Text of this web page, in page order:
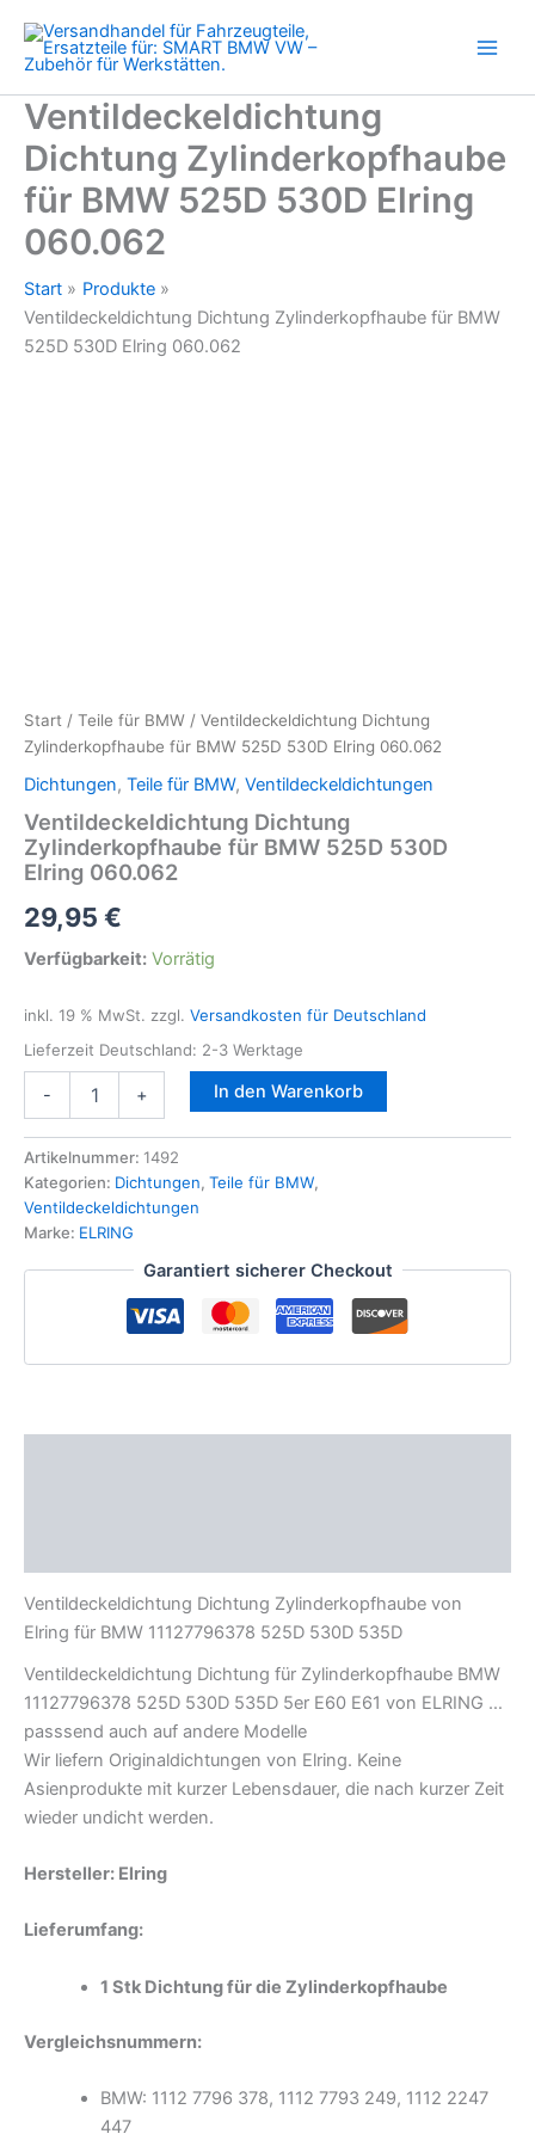
Inhalt
springen
Ventildeckeldichtung
Dichtung Zylinderkopfhaube
für BMW 525D 530D Elring
060.062
Start
Produkte
Ventildeckeldichtung Dichtung Zylinderkopfhaube für BMW
525D 530D Elring 060.062
Start / Teile für BMW / Ventildeckeldichtung Dichtung
Zylinderkopfhaube für BMW 525D 530D Elring 060.062
Dichtungen, Teile für BMW, Ventildeckeldichtungen
Ventildeckeldichtung Dichtung
Zylinderkopfhaube für BMW 525D 530D
Elring 060.062
29,95 €
Verfügbarkeit: Vorrätig
inkl. 19 % MwSt. zzgl. Versandkosten für Deutschland
Lieferzeit Deutschland: 2-3 Werktage
-
für
BMW
525D
530D
060.062
+ In den Warenkorb
Artikelnummer: 1492
Kategorien: Dichtungen, Teile für BMW,
Ventildeckeldichtungen
Marke: ELRING
Garantiert sicherer Checkout
Ventildeckeldichtung Dichtung Zylinderkopfhaube von
Elring für BMW 11127796378 525D 530D 535D
Ventildeckeldichtung Dichtung für Zylinderkopfhaube BMW
11127796378 525D 530D 535D 5er E60 E61 von ELRING …
passsend auch auf andere Modelle
Wir liefern Originaldichtungen von Elring. Keine
Asienprodukte mit kurzer Lebensdauer, die nach kurzer Zeit
wieder undicht werden.
Hersteller: Elring
Lieferumfang:
1 Stk Dichtung für die Zylinderkopfhaube
Vergleichsnummern:
BMW: 1112 7796 378, 1112 7793 249, 1112 2247
447
530D
Elring
Menge